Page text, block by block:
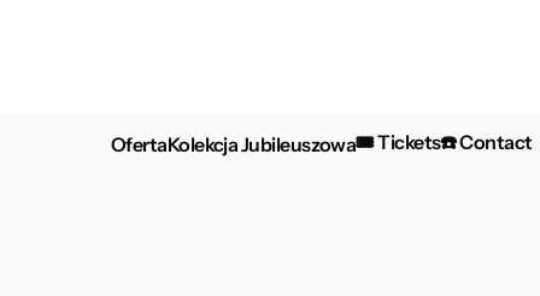
OfertaKolekcja Jubileuszowa🎟️ Tickets☎️ Contact